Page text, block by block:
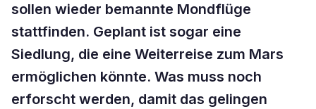
sollen wieder bemannte Mondflüge
stattfinden. Geplant ist sogar eine
Siedlung, die eine Weiterreise zum Mars
ermöglichen könnte. Was muss noch
erforscht werden, damit das gelingen